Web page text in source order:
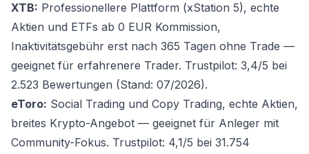
XTB: Professionellere Plattform (xStation 5), echte
Aktien und ETFs ab 0 EUR Kommission,
Inaktivitätsgebühr erst nach 365 Tagen ohne Trade —
geeignet für erfahrenere Trader. Trustpilot: 3,4/5 bei
2.523 Bewertungen (Stand: 07/2026).
eToro: Social Trading und Copy Trading, echte Aktien,
breites Krypto-Angebot — geeignet für Anleger mit
Community-Fokus. Trustpilot: 4,1/5 bei 31.754